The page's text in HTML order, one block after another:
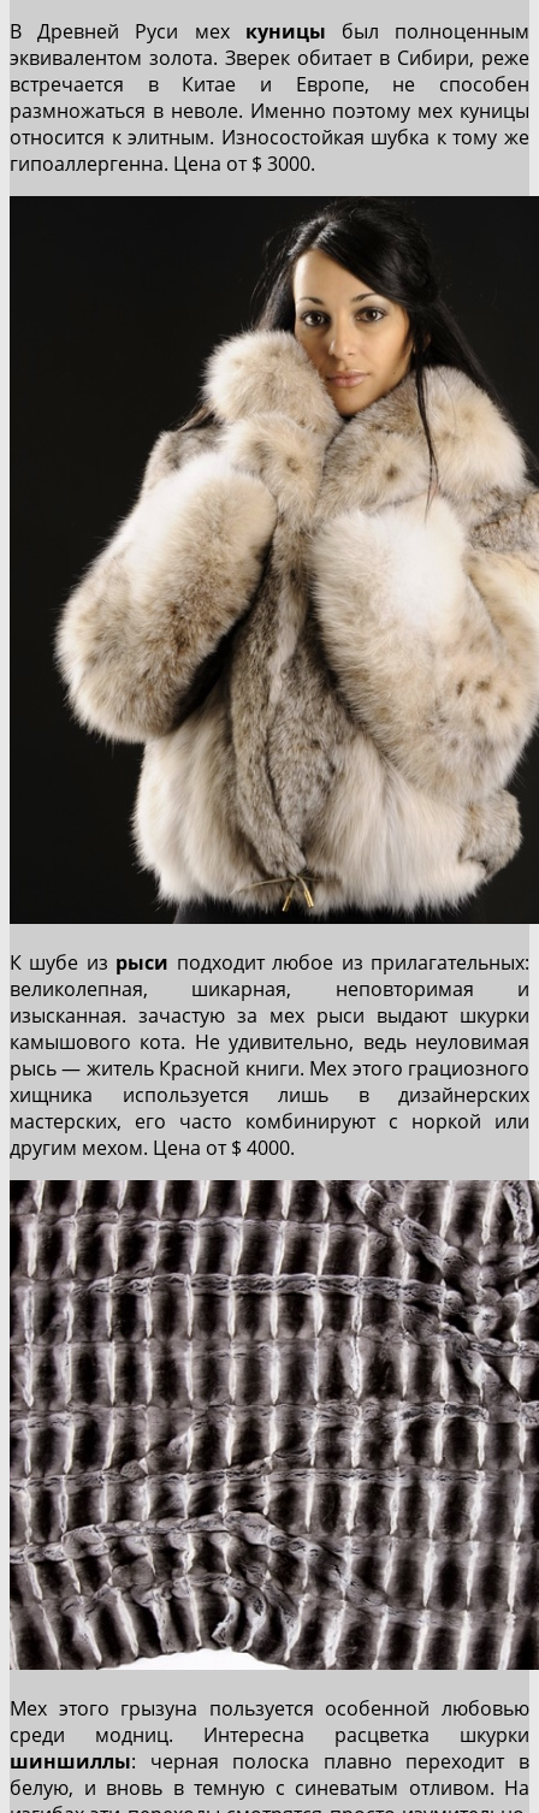
В Древней Руси мех куницы был полноценным
эквивалентом золота. Зверек обитает в Сибири, реже
встречается в Китае и Европе, не способен
размножаться в неволе. Именно поэтому мех куницы
относится к элитным. Износостойкая шубка к тому же
гипоаллергенна. Цена от $ 3000.
К шубе из рыси подходит любое из прилагательных:
великолепная, шикарная, неповторимая и
изысканная. зачастую за мех рыси выдают шкурки
камышового кота. Не удивительно, ведь неуловимая
рысь — житель Красной книги. Мех этого грациозного
хищника используется лишь в дизайнерских
мастерских, его часто комбинируют с норкой или
другим мехом. Цена от $ 4000.
Мех этого грызуна пользуется особенной любовью
среди модниц. Интересна расцветка шкурки
шиншиллы: черная полоска плавно переходит в
белую, и вновь в темную с синеватым отливом. На